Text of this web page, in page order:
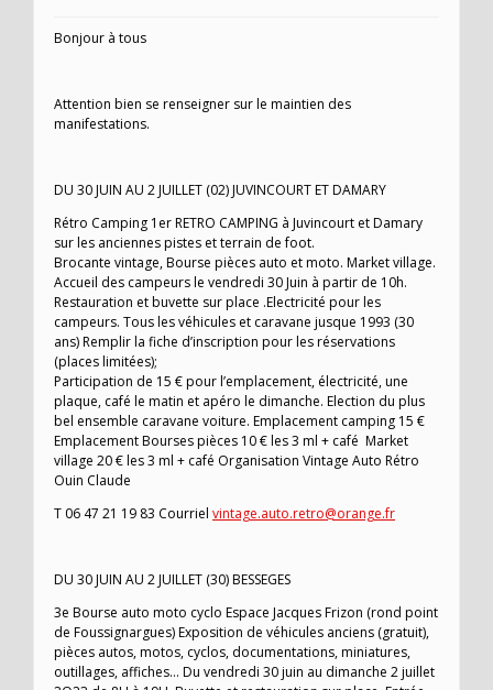
Bonjour à tous
Attention bien se renseigner sur le maintien des
manifestations.
DU 30 JUIN AU 2 JUILLET (02) JUVINCOURT ET DAMARY
Rétro Camping 1er RETRO CAMPING à Juvincourt et Damary
sur les anciennes pistes et terrain de foot.
Brocante vintage, Bourse pièces auto et moto. Market village.
Accueil des campeurs le vendredi 30 Juin à partir de 10h.
Restauration et buvette sur place .Electricité pour les
campeurs. Tous les véhicules et caravane jusque 1993 (30
ans) Remplir la fiche d’inscription pour les réservations
(places limitées);
Participation de 15 € pour l’emplacement, électricité, une
plaque, café le matin et apéro le dimanche. Election du plus
bel ensemble caravane voiture. Emplacement camping 15 €
Emplacement Bourses pièces 10 € les 3 ml + café Market
village 20 € les 3 ml + café Organisation Vintage Auto Rétro
Ouin Claude
T 06 47 21 19 83 Courriel vintage.auto.retro@orange.fr
DU 30 JUIN AU 2 JUILLET (30) BESSEGES
3e Bourse auto moto cyclo Espace Jacques Frizon (rond point
de Foussignargues) Exposition de véhicules anciens (gratuit),
pièces autos, motos, cyclos, documentations, miniatures,
outillages, affiches… Du vendredi 30 juin au dimanche 2 juillet